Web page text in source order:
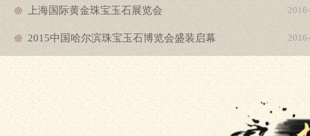
上海国际黄金珠宝玉石展览会
2015中国哈尔滨珠宝玉石博览会盛装启幕